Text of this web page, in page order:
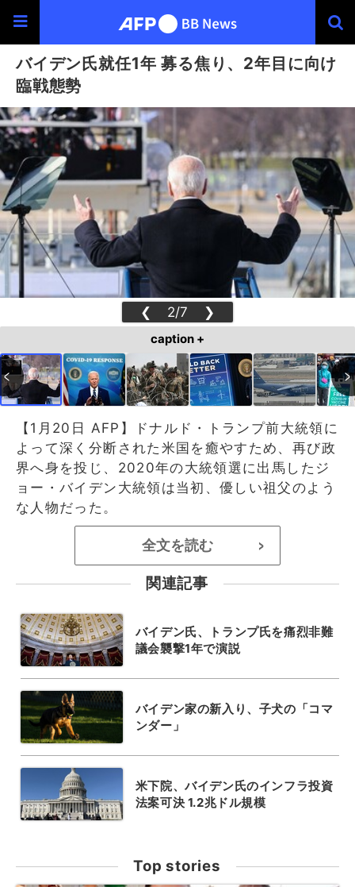
バイデン氏就任1年 募る焦り、2年目に向け
臨戦態勢
❮ 2/7 ❯
caption +
【1月20日 AFP】ドナルド・トランプ前大統領に
よって深く分断された米国を癒やすため、再び政
界へ身を投じ、2020年の大統領選に出馬したジ
ョー・バイデン大統領は当初、優しい祖父のよう
な人物だった。
全文を読む >
関連記事
バイデン氏、トランプ氏を痛烈非難
議会襲撃1年で演説
バイデン家の新入り、子犬の「コマ
ンダー」
米下院、バイデン氏のインフラ投資
法案可決 1.2兆ドル規模
Top stories